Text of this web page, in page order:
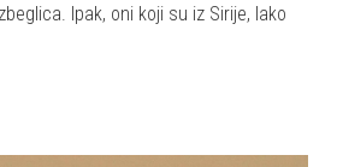
Ipak, oni koji su iz Sirije, lako